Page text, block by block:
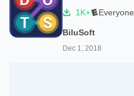
1K+
Everyone
BiluSoft
Dec 1, 2018